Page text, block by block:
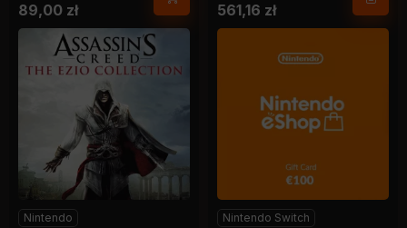
89,00 zł
Nintendo
561,16 zł
Nintendo Switch